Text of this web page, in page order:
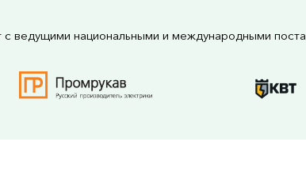
ведущими национальными и международными